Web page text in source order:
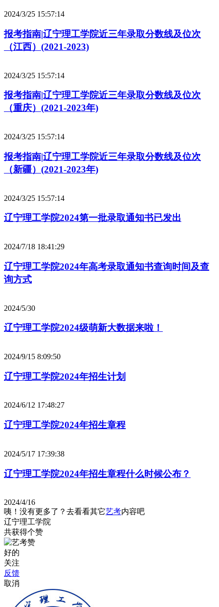
2024/3/25 15:57:14
报考指南|辽宁理工学院近三年录取分数线及位次
（江西）(2021-2023)
2024/3/25 15:57:14
报考指南|辽宁理工学院近三年录取分数线及位次
（重庆）(2021-2023年)
2024/3/25 15:57:14
报考指南|辽宁理工学院近三年录取分数线及位次
（新疆）(2021-2023年)
2024/3/25 15:57:14
辽宁理工学院2024第一批录取通知书已发出
2024/7/18 18:41:29
辽宁理工学院2024年高考录取通知书查询时间及查
询方式
2024/5/30
辽宁理工学院2024级萌新大数据来啦！
2024/9/15 8:09:50
辽宁理工学院2024年招生计划
2024/6/12 17:48:27
辽宁理工学院2024年招生章程
2024/5/17 17:39:38
辽宁理工学院2024年招生章程什么时候公布？
2024/4/16
咦！没有更多了？去看看其它艺考内容吧
辽宁理工学院
共获得个赞
好的
关注
反馈
取消